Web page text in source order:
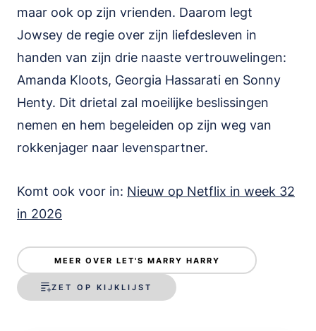
maar ook op zijn vrienden. Daarom legt
Jowsey de regie over zijn liefdesleven in
handen van zijn drie naaste vertrouwelingen:
Amanda Kloots, Georgia Hassarati en Sonny
Henty. Dit drietal zal moeilijke beslissingen
nemen en hem begeleiden op zijn weg van
rokkenjager naar levenspartner.
Komt ook voor in: Nieuw op Netflix in week 32
in 2026
MEER OVER LET'S MARRY HARRY
ZET OP KIJKLIJST